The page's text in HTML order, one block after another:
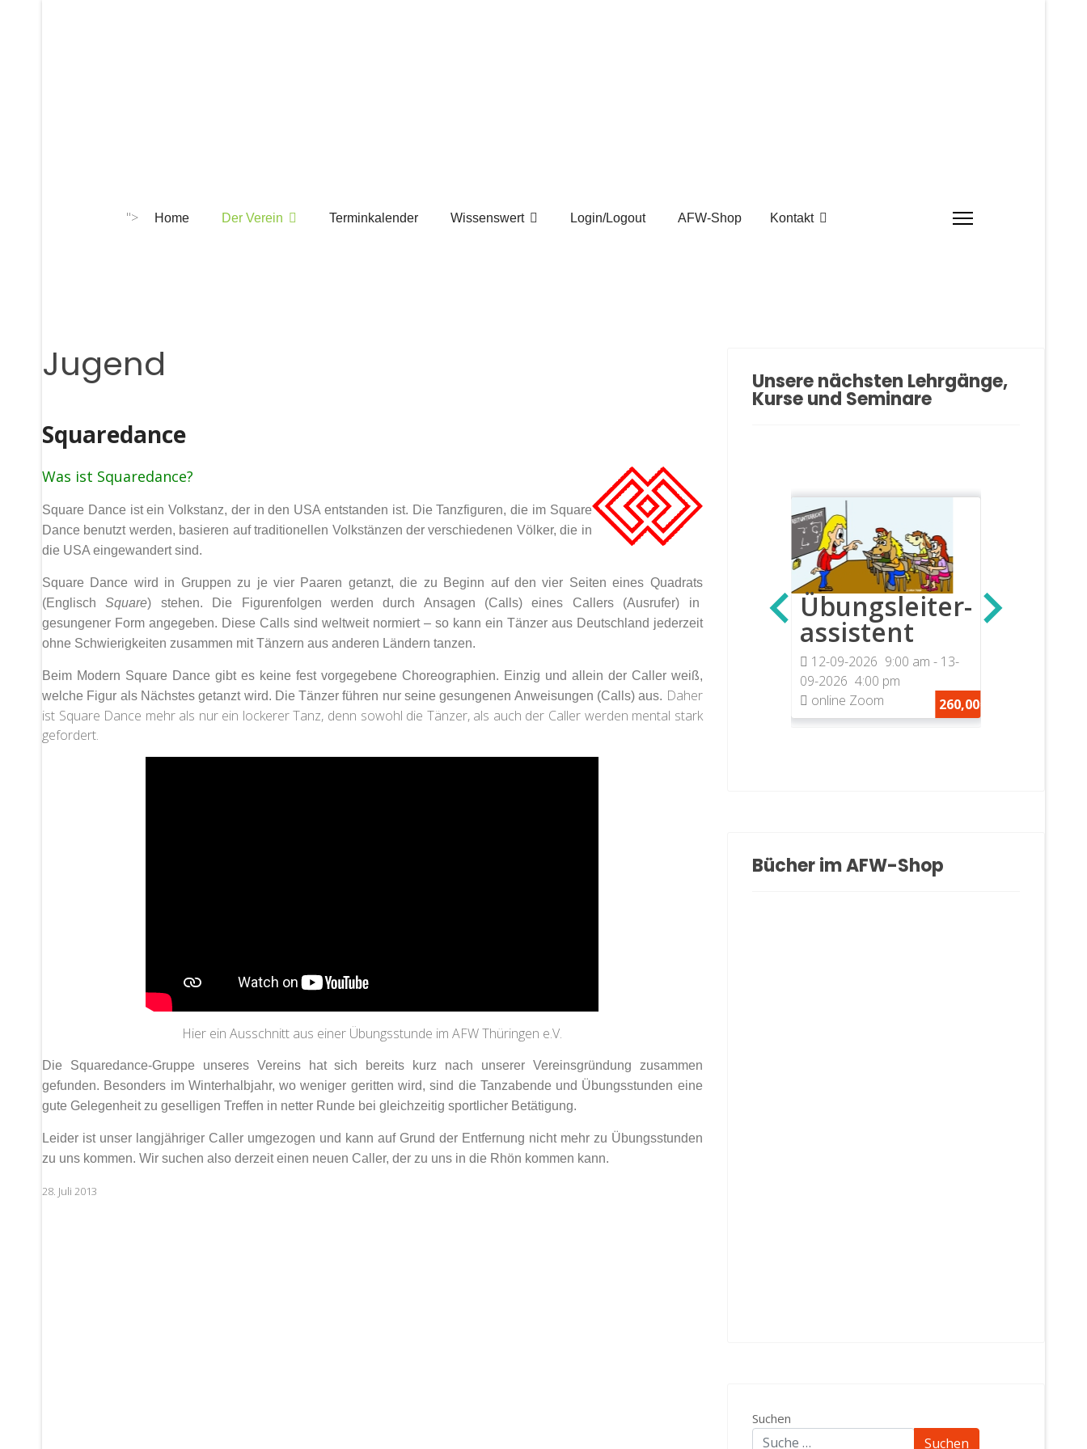
"> Home Der Verein Terminkalender Wissenswert Login/Logout AFW-Shop Kontakt
Jugend
Squaredance
Was ist Squaredance?
Square Dance ist ein Volkstanz, der in den USA entstanden ist. Die Tanzfiguren, die im Square
Dance benutzt werden, basieren auf traditionellen Volkstänzen der verschiedenen Völker, die in
die USA eingewandert sind.
Square Dance wird in Gruppen zu je vier Paaren getanzt, die zu Beginn auf den vier Seiten eines Quadrats
(EnglischSquare) stehen. Die Figurenfolgen werden durch Ansagen (Calls) eines Callers (Ausrufer) in
gesungener Form angegeben. Diese Calls sind weltweit normiert – so kann ein Tänzer aus Deutschland jederzeit
ohne Schwierigkeiten zusammen mit Tänzern aus anderen Ländern tanzen.
Beim Modern Square Dance gibt es keine fest vorgegebene Choreographien. Einzig und allein der Caller weiß,
welche Figur als Nächstes getanzt wird. Die Tänzer führen nur seine gesungenen Anweisungen (Calls) aus. Daher
ist Square Dance mehr als nur ein lockerer Tanz, denn sowohl die Tänzer, als auch der Caller werden mental stark
gefordert.
Hier ein Ausschnitt aus einer Übungsstunde im AFW Thüringen e.V.
Die Squaredance-Gruppe unseres Vereins hat sich bereits kurz nach unserer Vereinsgründung zusammen
gefunden. Besonders im Winterhalbjahr, wo weniger geritten wird, sind die Tanzabende und Übungsstunden eine
gute Gelegenheit zu geselligen Treffen in netter Runde bei gleichzeitig sportlicher Betätigung.
Leider ist unser langjähriger Caller umgezogen und kann auf Grund der Entfernung nicht mehr zu Übungsstunden
zu uns kommen. Wir suchen also derzeit einen neuen Caller, der zu uns in die Rhön kommen kann.
28. Juli 2013
Unsere nächsten Lehrgänge,
Kurse und Seminare
Sachkundenachweis
Pferdekunde
nach TschG
26-03-2027 9:00 am- 04-
04-2027 5:00 pm
Reithalle Hilders
295,00€
Erste Hilfe
Pferd
02-04-2027 1:00 pm
pm
Reithalle Hilders
Übungsleiter-
assistent
12-09-2026 9:00 am - 13-
09-2026 4:00 pm
online Zoom
260,00€
nach
Bücher im AFW-Shop
Suchen
Suchen